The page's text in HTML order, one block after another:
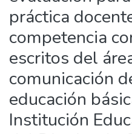
práctica
competencia
escritos del
comunicación
educación
Institución